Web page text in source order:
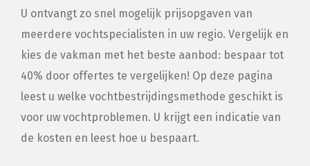
U ontvangt zo snel mogelijk prijsopgaven van
meerdere vochtspecialisten in uw regio. Vergelijk en
kies de vakman met het beste aanbod: bespaar tot
40% door offertes te vergelijken! Op deze pagina
leest u welke vochtbestrijdingsmethode geschikt is
voor uw vochtproblemen. U krijgt een indicatie van
de kosten en leest hoe u bespaart.